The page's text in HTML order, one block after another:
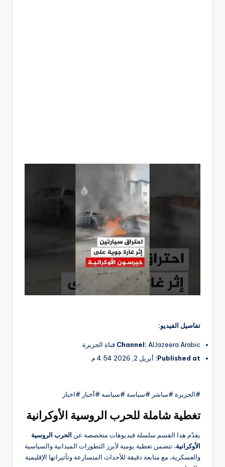
تفاصيل الفيديو:
Channel: AlJazeera Arabic قناة الجزيرة
Published at: أبريل 2, 2026 4:54 م
#الجزيرة #مباشر #سياسة #سياسه #أخبار #اخبار
تغطية شاملة للحرب الروسية الأوكرانية
يقدّم هذا القسم سلسلة فيديوهات متخصصة عن الحرب الروسية
الأوكرانية، تتضمن تغطية يومية لأبرز التطورات الميدانية والسياسية
والعسكرية، مع متابعة دقيقة للأحداث المتسارعة وتأثيراتها الإقليمية